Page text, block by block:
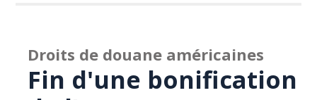
Droits de douane américaines
Fin d'une bonification